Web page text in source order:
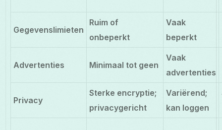
Gegevenslimieten
Ruim of
onbeperkt
Vaak
beperkt
Advertenties Minimaal tot geen
Vaak
advertenties
Privacy
Sterke encryptie;
privacygericht
Variërend;
kan loggen